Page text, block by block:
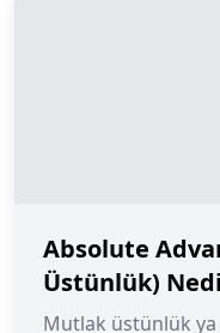
Absolute
Üstünlük)
Mutlak üstünlük